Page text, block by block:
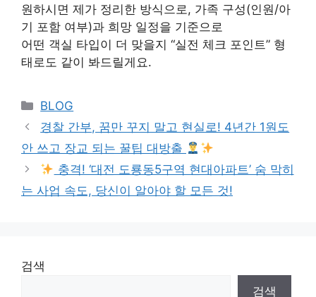
원하시면 제가 정리한 방식으로, 가족 구성(인원/아
기 포함 여부)과 희망 일정을 기준으로
어떤 객실 타입이 더 맞을지 “실전 체크 포인트” 형
태로도 같이 봐드릴게요.
Categories
BLOG
경찰 간부, 꿈만 꾸지 말고 현실로! 4년간 1원도
안 쓰고 장교 되는 꿀팁 대방출
충격! ‘대전 도룡동5구역 현대아파트’ 숨 막히
는 사업 속도, 당신이 알아야 할 모든 것!
검색
검색